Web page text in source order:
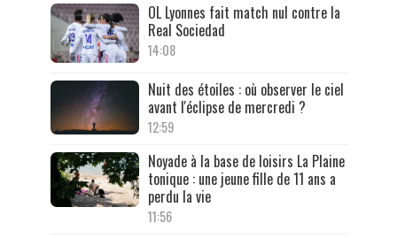
OL Lyonnes fait match nul contre la
Real Sociedad
14:08
Nuit des étoiles : où observer le ciel
avant l'éclipse de mercredi ?
12:59
Noyade à la base de loisirs La Plaine
tonique : une jeune fille de 11 ans a
perdu la vie
11:56